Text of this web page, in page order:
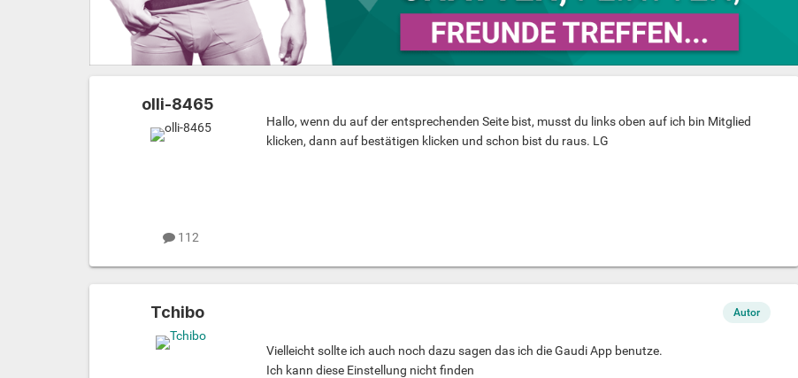
olli-8465
112
Hallo, wenn du auf der entsprechenden Seite bist, musst du links oben auf ich bin Mitglied
klicken, dann auf bestätigen klicken und schon bist du raus. LG
Tchibo Autor
Vielleicht sollte ich auch noch dazu sagen das ich die Gaudi App benutze.
Ich kann diese Einstellung nicht finden